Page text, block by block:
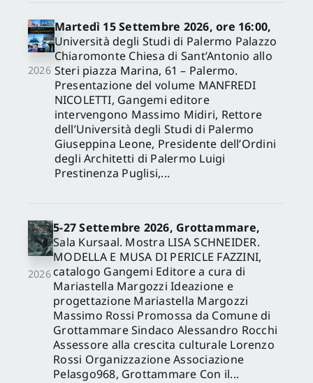
2026
Martedì 15 Settembre 2026, ore 16:00,
Università degli Studi di Palermo Palazzo
Chiaromonte Chiesa di Sant’Antonio allo
Steri piazza Marina, 61 – Palermo.
Presentazione del volume MANFREDI
NICOLETTI, Gangemi editore
intervengono Massimo Midiri, Rettore
dell’Università degli Studi di Palermo
Giuseppina Leone, Presidente dell’Ordini
degli Architetti di Palermo Luigi
Prestinenza Puglisi,...
2026
5-27 Settembre 2026, Grottammare,
Sala Kursaal. Mostra LISA SCHNEIDER.
MODELLA E MUSA DI PERICLE FAZZINI,
catalogo Gangemi Editore a cura di
Mariastella Margozzi Ideazione e
progettazione Mariastella Margozzi
Massimo Rossi Promossa da Comune di
Grottammare Sindaco Alessandro Rocchi
Assessore alla crescita culturale Lorenzo
Rossi Organizzazione Associazione
Pelasgo968, Grottammare Con il...